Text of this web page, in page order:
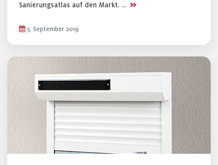
Sanierungsatlas auf den Markt. … >>
5. September 2019